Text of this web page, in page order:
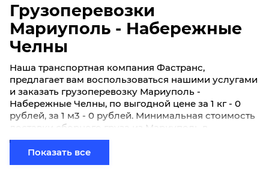
Грузоперевозки
Мариуполь - Набережные
Челны
Наша транспортная компания Фастранс,
предлагает вам воспользоваться нашими услугами
и заказать грузоперевозку Мариуполь -
Набережные Челны, по выгодной цене за 1 кг - 0
рублей, за 1 м3 - 0 рублей. Минимальная стоимость
доставки сборного груза из Мариуполь в
Набережные Челны начинается от 0 рублей. Если
вы хотите отправить свой груз сборной партией по
готовому маршруту в Набережные Челны и у вас
Показать все